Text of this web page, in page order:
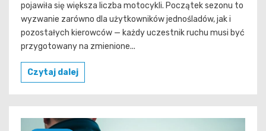
pojawiła się większa liczba motocykli. Początek sezonu to
wyzwanie zarówno dla użytkowników jednośladów, jak i
pozostałych kierowców — każdy uczestnik ruchu musi być
przygotowany na zmienione...
Czytaj dalej